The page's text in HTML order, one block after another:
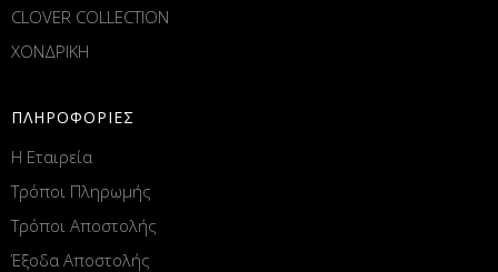
CLOVER COLLECTION
ΧΟΝΔΡΙΚΗ
ΠΛΗΡΟΦΟΡΙΕΣ
Η Εταιρεία
Τρόποι Πληρωμής
Τρόποι Αποστολής
Έξοδα Αποστολής